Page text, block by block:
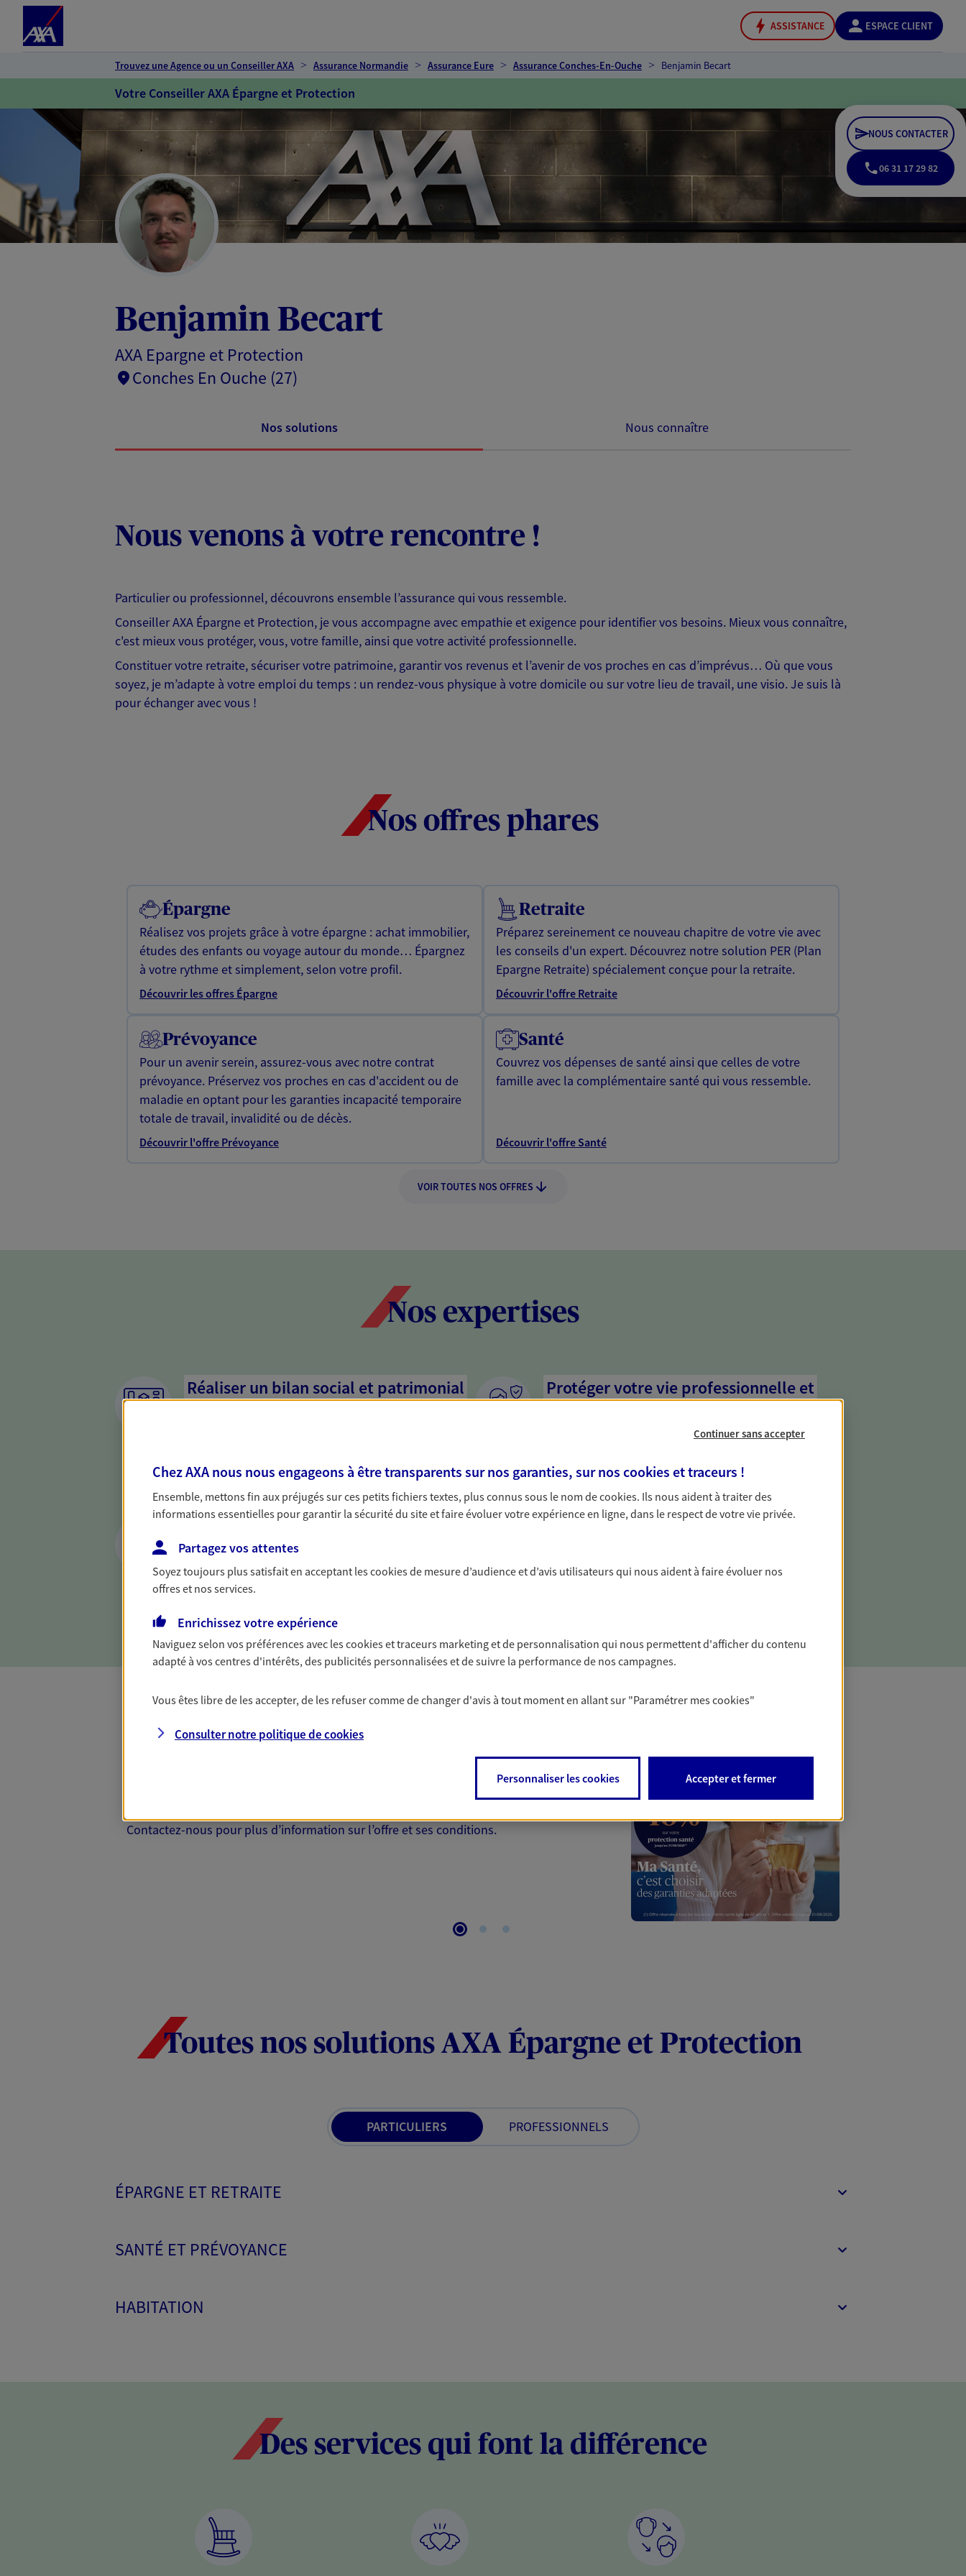
ASSISTANCE ESPACE CLIENT
Trouvez une Agence ou un Conseiller AXA Assurance Normandie Assurance Eure Assurance Conches-En-Ouche Benjamin Becart
Votre Conseiller AXA Épargne et Protection
Benjamin Becart
AXA Epargne et Protection
Conches En Ouche (27)
NOUS CONTACTER
06 31 17 29 82
Nos solutions Nous connaître
Nous venons à votre rencontre !
Particulier ou professionnel, découvrons ensemble l’assurance qui vous ressemble.
Conseiller AXA Épargne et Protection, je vous accompagne avec empathie et exigence pour identifier vos besoins. Mieux vous connaître,
c'est mieux vous protéger, vous, votre famille, ainsi que votre activité professionnelle.
Constituer votre retraite, sécuriser votre patrimoine, garantir vos revenus et l’avenir de vos proches en cas d’imprévus… Où que vous
soyez, je m’adapte à votre emploi du temps : un rendez-vous physique à votre domicile ou sur votre lieu de travail, une visio. Je suis là
pour échanger avec vous !
Nos offres phares
Épargne
Réalisez vos projets grâce à votre épargne : achat immobilier,
études des enfants ou voyage autour du monde… Épargnez
à votre rythme et simplement, selon votre profil.
Découvrir les offres Épargne
Retraite
Préparez sereinement ce nouveau chapitre de votre vie avec
les conseils d'un expert. Découvrez notre solution PER (Plan
Epargne Retraite) spécialement conçue pour la retraite.
Découvrir l'offre Retraite
Prévoyance
Pour un avenir serein, assurez-vous avec notre contrat
prévoyance. Préservez vos proches en cas d'accident ou de
maladie en optant pour les garanties incapacité temporaire
totale de travail, invalidité ou de décès.
Découvrir l'offre Prévoyance
Santé
Couvrez vos dépenses de santé ainsi que celles de votre
famille avec la complémentaire santé qui vous ressemble.
Découvrir l'offre Santé
VOIR TOUTES NOS OFFRES
Nos expertises
Réaliser un bilan social et patrimonial
dresser un bilan complet de votre situation. Une analyse
solide pour vous formuler des conseils cohérents avec vos
besoins.
Protéger votre vie professionnelle et
Nous sommes à votre écoute pour vous proposer des
activité, mais aussi les risques liés à votre vie privée. Un seul
interlocuteur pour tous vos besoins, ça change tout.
Préparer et transmettre votre
succession
Préparer au mieux la transmission de votre patrimoine à
votre conjoint, vos enfants et vos proches en respectant vos
Accompagner les professionnels
activité, et vous protéger contre les aléas qui peuvent vous
Complémentaire Santé
Et si préserver votre budget, c’était aussi prendre soin de votre santé ? Avec le contrat Ma
Contactez-nous pour plus d’information sur l’offre et ses conditions.
Toutes nos solutions AXA Épargne et Protection
PARTICULIERS PROFESSIONNELS
ÉPARGNE ET RETRAITE
SANTÉ ET PRÉVOYANCE
HABITATION
Des services qui font la différence
Continuer sans accepter
Chez AXA nous nous engageons à être transparents sur nos garanties, sur nos cookies et traceurs !
Ensemble, mettons fin aux préjugés sur ces petits fichiers textes, plus connus sous le nom decookies. Ils nous aident à traiter des
informations essentielles pour garantir la sécurité du site et faire évoluer votre expérience en ligne, dans le respect de votre vie privée.
Partagez vos attentes
Soyez toujours plus satisfait en acceptant lescookiesde mesure d’audience et d’avis utilisateurs qui nous aident à faire évoluer nos
offres et nos services.
Enrichissez votre expérience
Naviguez selon vos préférences avec lescookies et traceurs marketing et de personnalisation qui nous permettent d'afficher du contenu
adapté à vos centres d'intérêts, des publicités personnalisées et de suivre la performance de nos campagnes.
Vous êtes libre de les accepter, de les refuser comme de changer d'avis à tout moment en allant sur "Paramétrer mescookies"
Consulter notre politique decookies
Personnaliser les cookies Accepter et fermer